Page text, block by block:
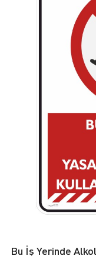
Bu İş Yerinde